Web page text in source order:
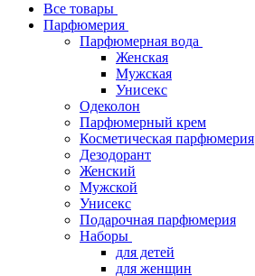
Все товары
Парфюмерия
Парфюмерная вода
Женская
Мужская
Унисекс
Одеколон
Парфюмерный крем
Косметическая парфюмерия
Дезодорант
Женский
Мужской
Унисекс
Подарочная парфюмерия
Наборы
для детей
для женщин